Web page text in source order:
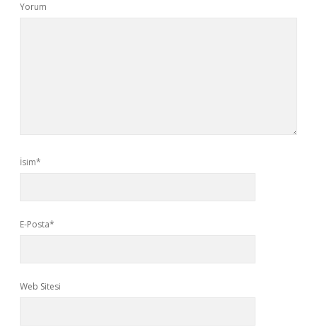
Yorum
İsim*
E-Posta*
Web Sitesi